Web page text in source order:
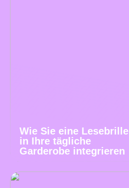
Wie Sie eine Lesebrille
in Ihre tägliche
Garderobe integrieren